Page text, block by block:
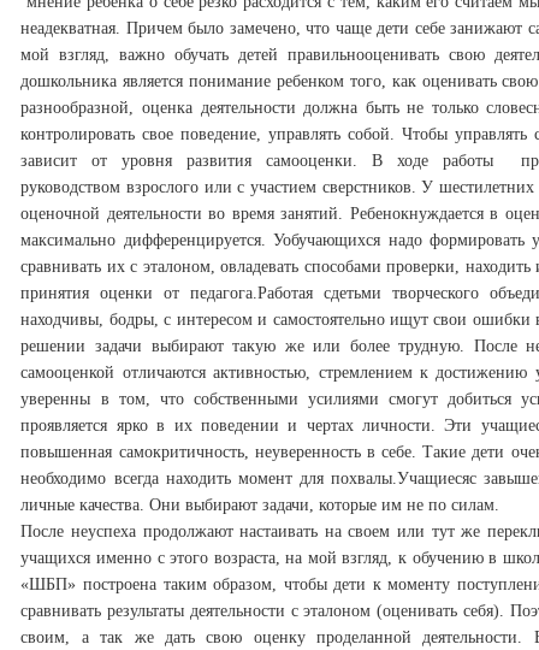
неадекватная. Причем было замечено, что чаще дети себе занижают
мой взгляд, важно обучать детей правильнооценивать свою
дошкольника является понимание ребенком того, как оценивать
разнообразной, оценка деятельности должна быть не только
контролировать свое поведение, управлять собой. Чтобы
зависит от уровня развития самооценки. В ходе работы
руководством взрослого или с участием сверстников.У шестилетних
оценочной деятельности во время занятий. Ребенокнуждается в
максимально дифференцируется. Уобучающихся надо формировать
сравнивать их с эталоном, овладевать способами проверки,
принятия оценки от педагога.Работая сдетьми творческого
находчивы, бодры, с интересом и самостоятельно ищут свои
решении задачи выбирают такую же или более трудную. После
самооценкой отличаются активностью, стремлением к достижению
уверенны в том, что собственными усилиями смогут добиться
проявляется ярко в их поведении и чертах личности. Эти
повышенная самокритичность, неуверенность в себе. Такие дети
необходимо всегда находить момент для похвалы.Учащиесяс
личные качества. Они выбирают задачи, которые им не по силам.
После неуспеха продолжают настаивать на своем или тут же
учащихся именно с этого возраста, на мой взгляд, к обучению в
«ШБП» построена таким образом, чтобы дети к моменту
сравнивать результаты деятельности с эталоном (оценивать себя).
своим, а так же дать свою оценку проделанной деятельности.